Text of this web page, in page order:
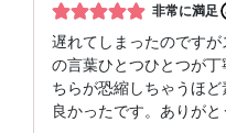
非常に満足
遅れてしまったのです
の言葉ひとつひとつが
ちらが恐縮しちゃうほ
良かったです。ありがと